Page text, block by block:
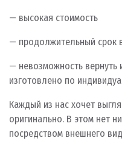
— высокая стоимость
— продолжительный срок
— невозможность вернуть
изготовлено по
Каждый из нас хочет
оригинально. В этом нет
посредством внешнего